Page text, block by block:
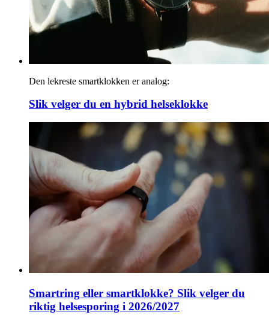
Den lekreste smartklokken er analog:
Slik velger du en hybrid helseklokke
Smartring eller smartklokke? Slik velger du
riktig helsesporing i 2026/2027